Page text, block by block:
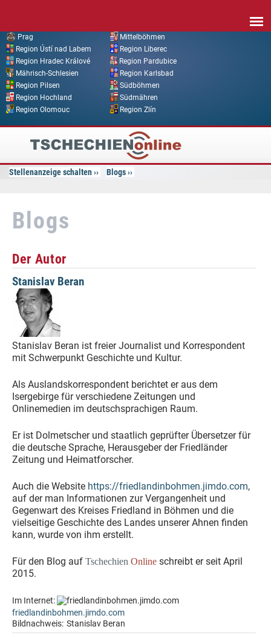
Prag
Mittelböhmen
Region Ústí nad Labem
Region Liberec
Region Hradec Králové
Region Pardubice
Mährisch-Schlesien
Region Karlsbad
Region Pilsen
Südböhmen
Region Hochland
Südmähren
Region Olomouc
Region Zlín
Tschechien
Online
Stellenanzeige schalten Blogs
Blogs
Der Autor
Stanislav Beran
Stanislav Beran ist freier Journalist und Korrespondent
mit Schwerpunkt Geschichte und Kultur.
Als Auslandskorrespondent berichtet er aus dem
Isergebirge für verschiedene Zeitungen und
Onlinemedien im deutschsprachigen Raum.
Er ist Dolmetscher und staatlich geprüfter Übersetzer für
die deutsche Sprache, Herausgeber der Friedländer
Zeitung und Heimatforscher.
Auch die Website https://friedlandinbohmen.jimdo.com,
auf der man Informationen zur Vergangenheit und
Gegenwart des Kreises Friedland in Böhmen und die
vielseitige Geschichte des Landes unserer Ahnen finden
kann, wurde von ihm erstellt.
Für den Blog auf Tschechien Online schreibt er seit April
2015.
Im Internet:
friedlandinbohmen.jimdo.com
Bildnachweis: Stanislav Beran